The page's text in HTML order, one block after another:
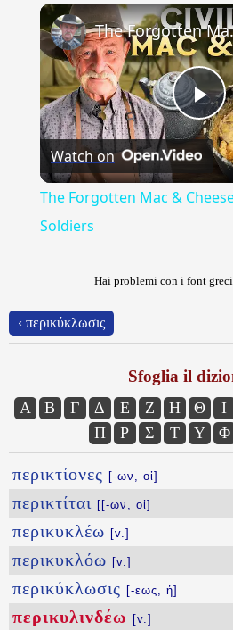
Play Unmute
The
Watch on
The Forgotten Mac &
Soldiers
Hai problemi con i font
‹ περικύκλωσις
Sfoglia il
Α Β Γ Δ Ε Ζ Η Θ Ι
Π
Ρ Σ Τ Υ Φ
περικτίονες [-ων, οἱ]
περικτίται [[-ων, οἱ]
περικυκλέω [v.]
περικυκλόω [v.]
περικύκλωσις [-εως, ἡ]
περικυλινδέω [v.]